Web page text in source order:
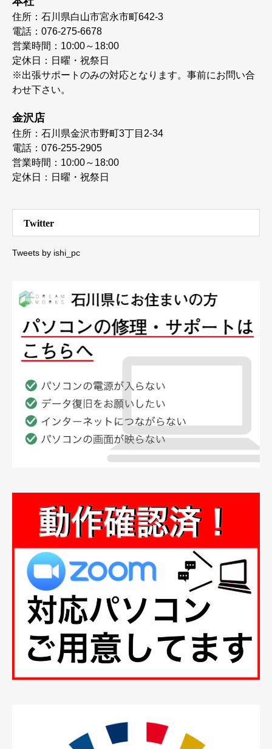
住所：石川県白山市宮永市町642-3
電話：076-275-6678
営業時間：10:00～18:00
定休日：日曜・祝祭日
※出張サポートのみの対応となります。事前にお問い合
わせ下さい。
金沢店
住所：石川県金沢市野町3丁目2-34
電話：076-255-2905
営業時間：10:00～18:00
定休日：日曜・祝祭日
Twitter
Tweets by ishi_pc